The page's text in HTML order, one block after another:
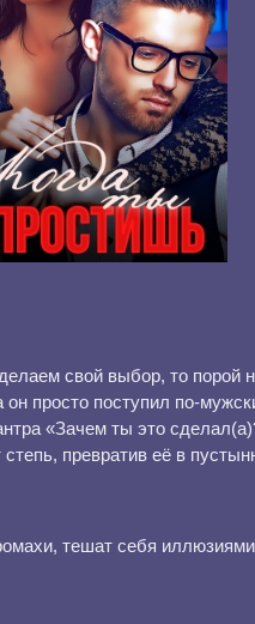
свой выбор, то порой
он просто поступил по-
«Зачем ты это
превратив её в
тешат себя